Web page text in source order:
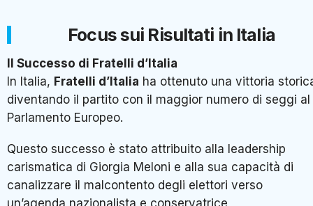
Focus sui Risultati in Italia
Il Successo di Fratelli d’Italia
In Italia, Fratelli d’Italia ha ottenuto una vittoria
diventando il partito con il maggior numero di seggi al
Parlamento Europeo.
Questo successo è stato attribuito alla leadership
carismatica di Giorgia Meloni e alla sua capacità di
canalizzare il malcontento degli elettori verso